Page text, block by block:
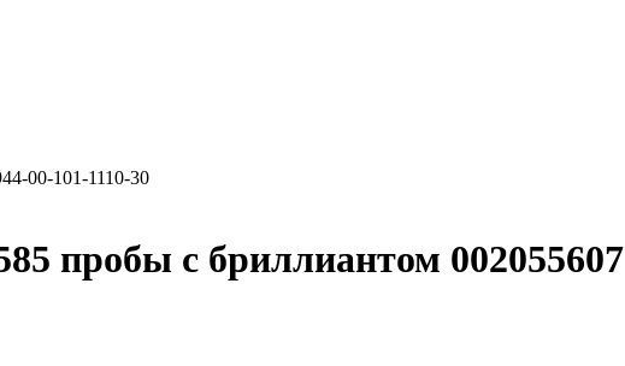
00-101-1110-30
пробы с бриллиантом 002055607